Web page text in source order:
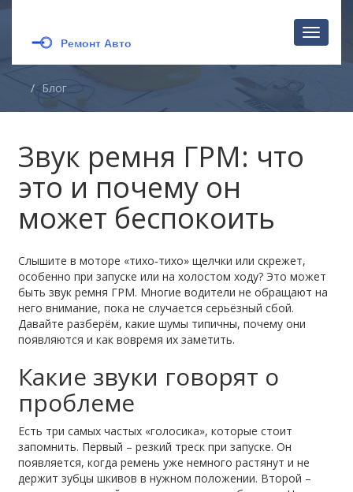
Блог
Звук ремня ГРМ: что
это и почему он
может беспокоить
Слышите в моторе «тихо‑тихо» щелчки или скрежет,
особенно при запуске или на холостом ходу? Это может
быть звук ремня ГРМ. Многие водители не обращают на
него внимание, пока не случается серьёзный сбой.
Давайте разберём, какие шумы типичны, почему они
появляются и как вовремя их заметить.
Какие звуки говорят о
проблеме
Есть три самых частых «голосика», которые стоит
запомнить. Первый – резкий треск при запуске. Он
появляется, когда ремень уже немного растянут и не
держит зубцы шкивов в нужном положении. Второй –